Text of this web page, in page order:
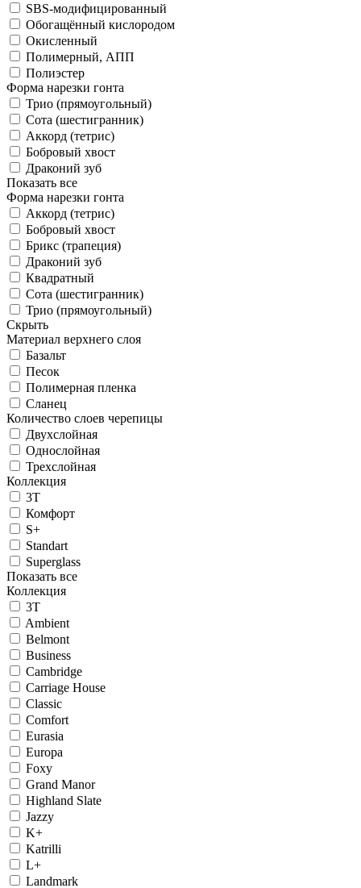
SBS-модифицированный
Обогащённый кислородом
Окисленный
Полимерный, АПП
Полиэстер
Форма нарезки гонта
Трио (прямоугольный)
Сота (шестигранник)
Аккорд (тетрис)
Бобровый хвост
Драконий зуб
Показать все
Форма нарезки гонта
Аккорд (тетрис)
Бобровый хвост
Брикс (трапеция)
Драконий зуб
Квадратный
Сота (шестигранник)
Трио (прямоугольный)
Скрыть
Материал верхнего слоя
Базальт
Песок
Полимерная пленка
Сланец
Количество слоев черепицы
Двухслойная
Однослойная
Трехслойная
Коллекция
3T
Комфорт
S+
Standart
Superglass
Показать все
Коллекция
3T
Ambient
Belmont
Business
Cambridge
Carriage House
Classic
Comfort
Eurasia
Europa
Foxy
Grand Manor
Highland Slate
Jazzy
K+
Katrilli
L+
Landmark